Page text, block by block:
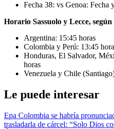
Fecha 38: vs Genoa: Fecha
Horario Sassuolo y Lecce, según
Argentina: 15:45 horas
Colombia y Perú: 13:45
Honduras, El Salvador,
horas
Venezuela y Chile
Le puede interesar
Epa Colombia se habría
trasladarla de cárcel: “Solo Dios